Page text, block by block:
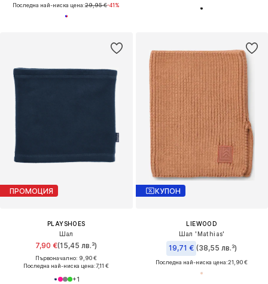
Последна най-ниска цена:29,95 €-41%
ПРОМОЦИЯ
PLAYSHOES
Шал
7,90 €(15,45 лв.³)
Първоначално: 9,90 €
Последна най-ниска цена:7,11 €
+1
КУПОН
LIEWOOD
Шал 'Mathias'
19,71 € (38,55 лв.³)
Последна най-ниска цена:21,90 €